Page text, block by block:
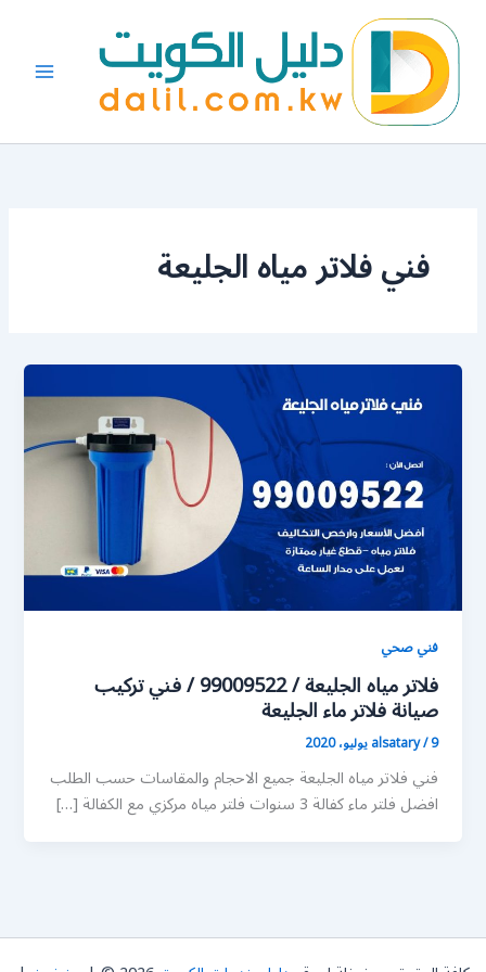
المحتوى
فني فلاتر مياه الجليعة
فني صحي
فلاتر مياه الجليعة / 99009522 / فني تركيب
صيانة فلاتر ماء الجليعة
alsatary/9 يوليو، 2020
فني فلاتر مياه الجليعة جميع الاحجام والمقاسات حسب الطلب
افضل فلتر ماء كفالة 3 سنوات فلتر مياه مركزي مع الكفالة […]